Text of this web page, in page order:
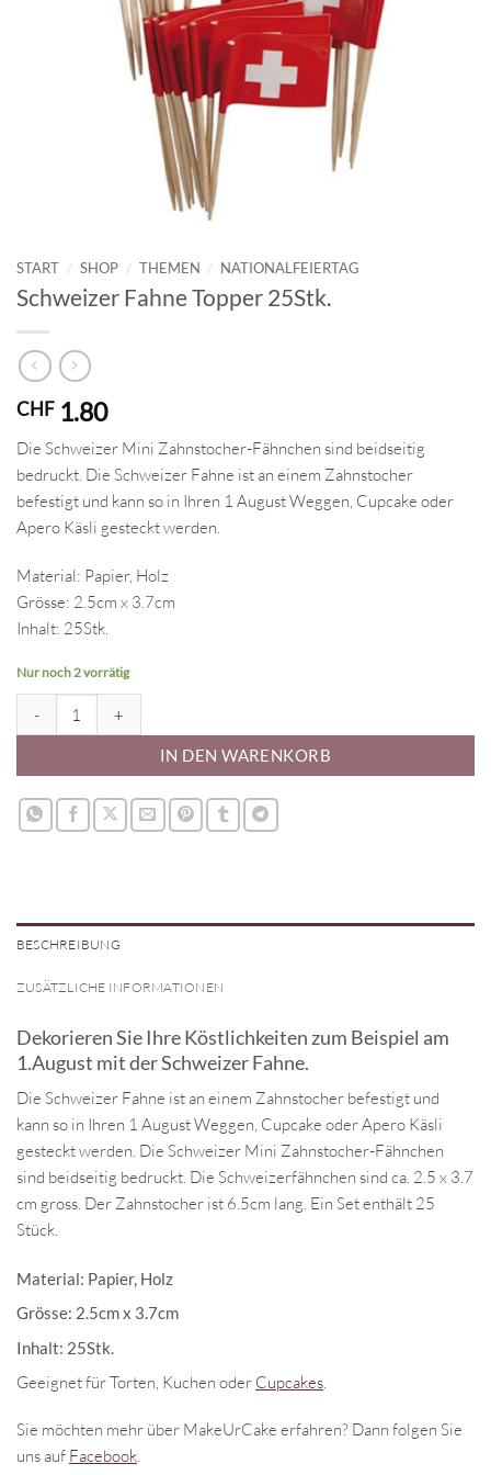
START / SHOP / THEMEN / NATIONALFEIERTAG
Schweizer Fahne Topper 25Stk.
CHF 1.80
Die Schweizer Mini Zahnstocher-Fähnchen sind beidseitig
bedruckt. Die Schweizer Fahne ist an einem Zahnstocher
befestigt und kann so in Ihren 1 August Weggen, Cupcake oder
Apero Käsli gesteckt werden.
Material: Papier, Holz
Grösse: 2.5cm x 3.7cm
Inhalt: 25Stk.
Nur noch 2 vorrätig
IN DEN WARENKORB
BESCHREIBUNG
ZUSÄTZLICHE INFORMATIONEN
Dekorieren Sie Ihre Köstlichkeiten zum Beispiel am
1.August mit der Schweizer Fahne.
Die Schweizer Fahne ist an einem Zahnstocher befestigt und
kann so in Ihren 1 August Weggen, Cupcake oder Apero Käsli
gesteckt werden. Die Schweizer Mini Zahnstocher-Fähnchen
sind beidseitig bedruckt. Die Schweizerfähnchen sind ca. 2.5 x 3.7
cm gross. Der Zahnstocher ist 6.5cm lang. Ein Set enthält 25
Stück.
Material: Papier, Holz
Grösse: 2.5cm x 3.7cm
Inhalt: 25Stk.
Geeignet für Torten, Kuchen oder Cupcakes
Sie möchten mehr über MakeUrCake erfahren? Dann folgen Sie
uns auf Facebook.